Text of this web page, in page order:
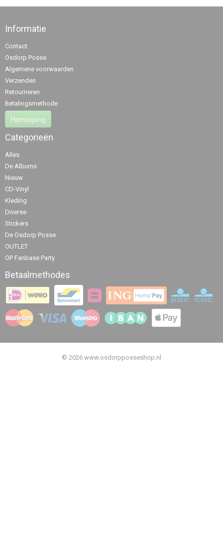
Informatie
Contact
Osdorp Posse
Algemene voorwaarden
Verzenden
Retourneren
Betalingsmethode
Herroeping
Categorieën
Alles
De Albums
Nieuw
CD-Vinyl
Kleding
Diverse
Stickers
De Osdorp Posse
OUTLET
OP Fanbase Party
Betaalmethodes
© 2026 www.osdorpposseshop.nl